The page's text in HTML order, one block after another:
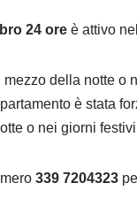
24 ore è attivo
della notte o
è stata
o nei giorni
339 7204323